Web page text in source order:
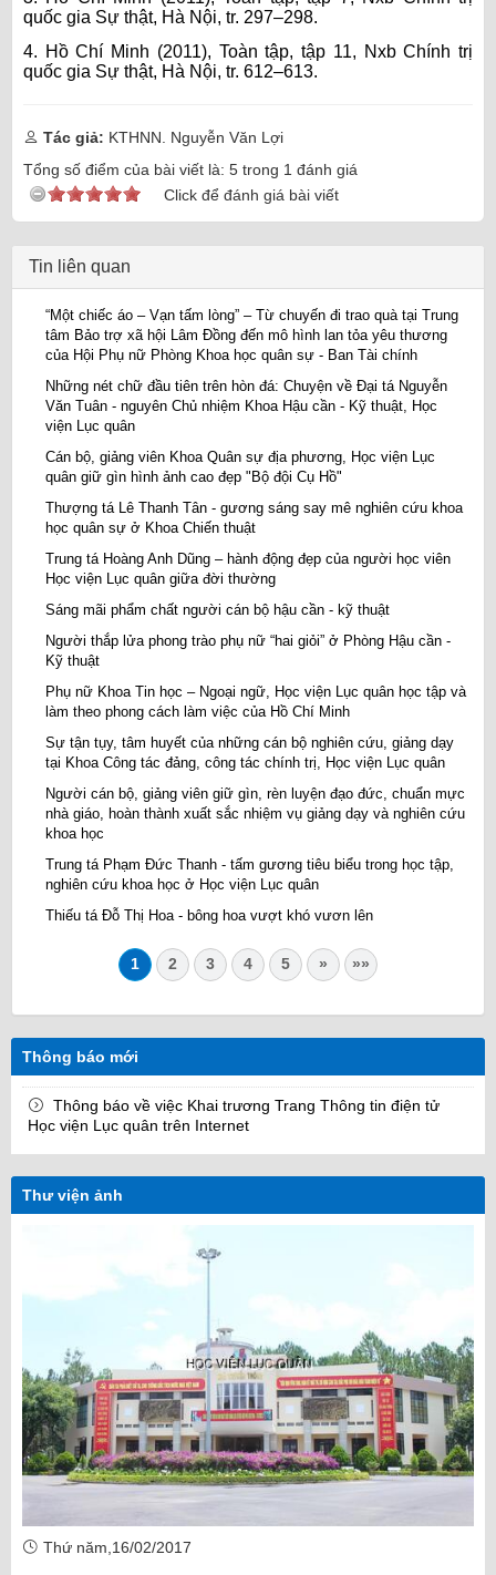
quốc gia Sự thật, Hà Nội, tr. 297–298.
4. Hồ Chí Minh (2011), Toàn tập, tập 11, Nxb Chính trị
quốc gia Sự thật, Hà Nội, tr. 612–613.
Tác giả: KTHNN. Nguyễn Văn Lợi
Tổng số điểm của bài viết là: 5 trong 1 đánh giá
Click để đánh giá bài viết
Tin liên quan
“Một chiếc áo – Vạn tấm lòng” – Từ chuyến đi trao quà tại Trung
tâm Bảo trợ xã hội Lâm Đồng đến mô hình lan tỏa yêu thương
của Hội Phụ nữ Phòng Khoa học quân sự - Ban Tài chính
Những nét chữ đầu tiên trên hòn đá: Chuyện về Đại tá Nguyễn
Văn Tuân - nguyên Chủ nhiệm Khoa Hậu cần - Kỹ thuật, Học
viện Lục quân
Cán bộ, giảng viên Khoa Quân sự địa phương, Học viện Lục
quân giữ gìn hình ảnh cao đẹp "Bộ đội Cụ Hồ"
Thượng tá Lê Thanh Tân - gương sáng say mê nghiên cứu khoa
học quân sự ở Khoa Chiến thuật
Trung tá Hoàng Anh Dũng – hành động đẹp của người học viên
Học viện Lục quân giữa đời thường
Sáng mãi phẩm chất người cán bộ hậu cần - kỹ thuật
Người thắp lửa phong trào phụ nữ “hai giỏi” ở Phòng Hậu cần -
Kỹ thuật
Phụ nữ Khoa Tin học – Ngoại ngữ, Học viện Lục quân học tập và
làm theo phong cách làm việc của Hồ Chí Minh
Sự tận tụy, tâm huyết của những cán bộ nghiên cứu, giảng dạy
tại Khoa Công tác đảng, công tác chính trị, Học viện Lục quân
Người cán bộ, giảng viên giữ gìn, rèn luyện đạo đức, chuẩn mực
nhà giáo, hoàn thành xuất sắc nhiệm vụ giảng dạy và nghiên cứu
khoa học
Trung tá Phạm Đức Thanh - tấm gương tiêu biểu trong học tập,
nghiên cứu khoa học ở Học viện Lục quân
Thiếu tá Đỗ Thị Hoa - bông hoa vượt khó vươn lên
1 2 3 4 5 » »»
Thông báo mới
Thông báo về việc Khai trương Trang Thông tin điện tử
Học viện Lục quân trên Internet
Thư viện ảnh
Thứ năm,16/02/2017